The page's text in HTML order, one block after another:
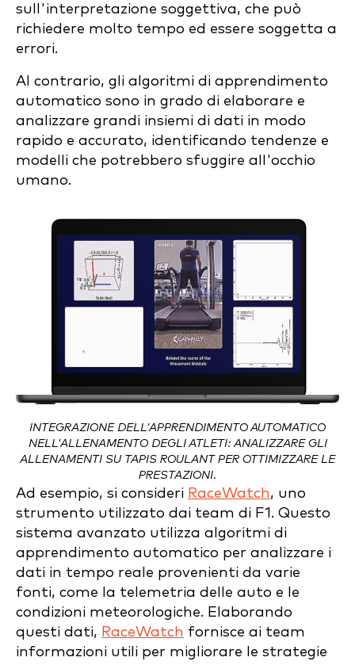
sull'interpretazione soggettiva, che può
richiedere molto tempo ed essere soggetta a
errori.
Al contrario, gli algoritmi di apprendimento
automatico sono in grado di elaborare e
analizzare grandi insiemi di dati in modo
rapido e accurato, identificando tendenze e
modelli che potrebbero sfuggire all'occhio
umano.
INTEGRAZIONE DELL'APPRENDIMENTO AUTOMATICO
NELL'ALLENAMENTO DEGLI ATLETI: ANALIZZARE GLI
ALLENAMENTI SU TAPIS ROULANT PER OTTIMIZZARE LE
PRESTAZIONI.
Ad esempio, si consideri RaceWatch, uno
strumento utilizzato dai team di F1. Questo
sistema avanzato utilizza algoritmi di
apprendimento automatico per analizzare i
dati in tempo reale provenienti da varie
fonti, come la telemetria delle auto e le
condizioni meteorologiche. Elaborando
questi dati, RaceWatch fornisce ai team
informazioni utili per migliorare le strategie